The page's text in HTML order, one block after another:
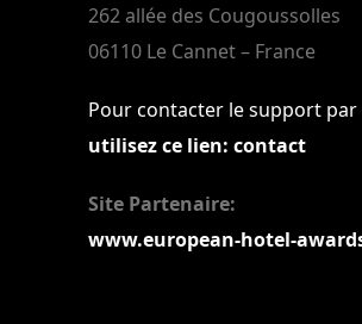
262 allée des Cougoussolles
06110 Le Cannet – France
Pour contacter le support par
utilisez ce lien: contact
Site Partenaire:
www.european-hotel-